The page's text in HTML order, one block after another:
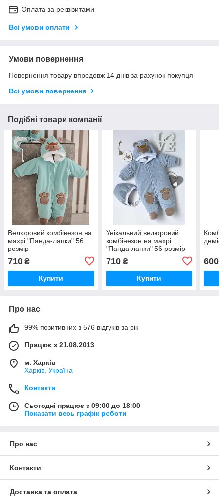
Оплата за реквізитами
Всі умови оплати
Умови повернення
Повернення товару впродовж 14 днів за рахунок покупця
Всі умови повернення
Подібні товари компанії
Велюровий комбінезон на
махрі "Панда-лапки" 56
розмір
710 ₴
Купити
Унікальний велюровий
комбінезон на махрі
"Панда-лапки" 56 розмір
710₴
Купити
600
Про нас
99% позитивних з 576 відгуків за рік
Працює з 21.08.2013
м. Харків
Харків, Україна
Контакти
Сьогодні працює з 09:00 до 18:00
Показати весь графік роботи
Про нас
Контакти
Доставка та оплата